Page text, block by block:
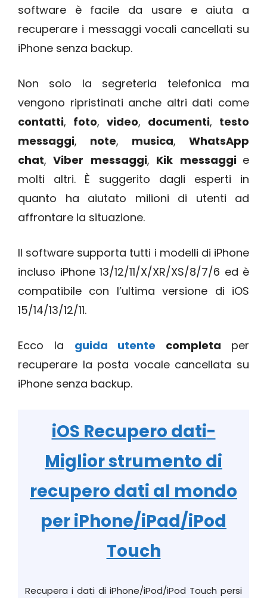
software è facile da usare e aiuta a
recuperare i messaggi vocali cancellati su
iPhone senza backup.
Non solo la segreteria telefonica ma
vengono ripristinati anche altri dati come
contatti, foto, video, documenti, testo
messaggi, note, musica, WhatsApp
chat,Viber messaggi, Kik messaggi e
molti altri. È suggerito dagli esperti in
quanto ha aiutato milioni di utenti ad
affrontare la situazione.
Il software supporta tutti i modelli di iPhone
incluso iPhone 13/12/11/X/XR/XS/8/7/6 ed è
compatibile con l’ultima versione di iOS
15/14/13/12/11.
Ecco la guida utente completa per
recuperare la posta vocale cancellata su
iPhone senza backup.
iOS Recupero dati-
Miglior strumento di
recupero dati al mondo
per iPhone/iPad/iPod
Touch
Recupera i dati di iPhone/iPod/iPod Touch persi